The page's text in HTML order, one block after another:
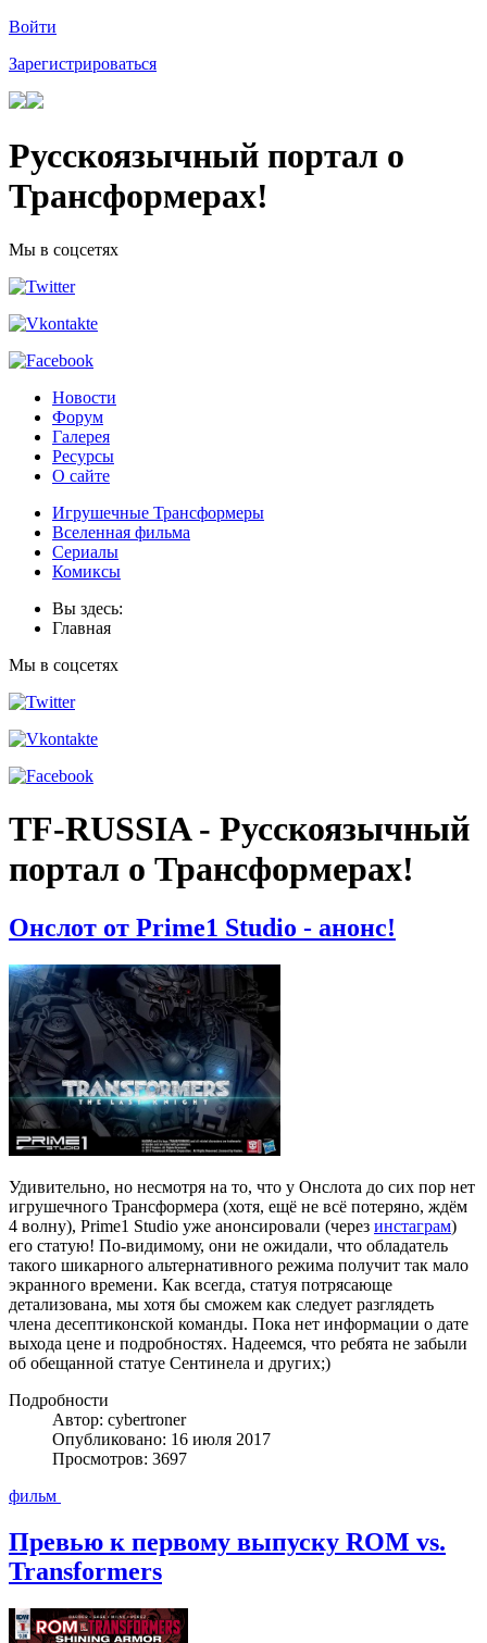
Войти
Зарегистрироваться
Русскоязычный портал о
Трансформерах!
Мы в соцсетях
Новости
Форум
Галерея
Ресурсы
О сайте
Игрушечные Трансформеры
Вселенная фильма
Сериалы
Комиксы
Вы здесь:
Главная
Мы в соцсетях
TF-RUSSIA - Русскоязычный
портал о Трансформерах!
Онслот от Prime1 Studio - анонс!
Удивительно, но несмотря на то, что у Онслота до сих пор нет
игрушечного Трансформера (хотя, ещё не всё потеряно, ждём
4 волну), Prime1 Studio уже анонсировали (через инстаграм)
его статую! По-видимому, они не ожидали, что обладатель
такого шикарного альтернативного режима получит так мало
экранного времени. Как всегда, статуя потрясающе
детализована, мы хотя бы сможем как следует разглядеть
члена десептиконской команды. Пока нет информации о дате
выхода цене и подробностях. Надеемся, что ребята не забыли
об обещанной статуе Сентинела и других;)
Подробности
Автор: cybertroner
Опубликовано: 16 июля 2017
Просмотров: 3697
фильм
Превью к первому выпуску ROM vs.
Transformers